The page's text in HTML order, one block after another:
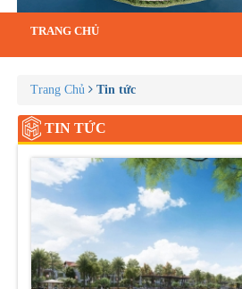
TRANG CHỦ
Trang Chủ Tin tức
TIN TỨC